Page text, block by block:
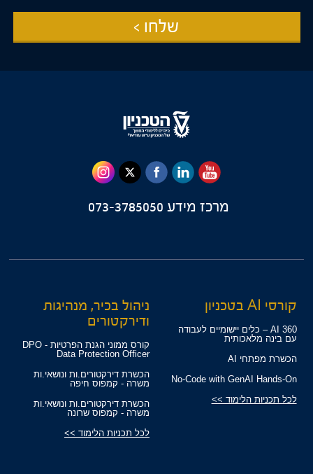
שלחו >
מרכז מידע
קורסי AI בטכניון
360 AI – כלים יישומיים לעבודה
עם בינה מלאכותית
הכשרת מפתחי AI
No-Code with GenAI Hands-On
לכל תכניות הלימוד >>
ניהול בכיר, מנהיגות
ודירקטורים
קורס ממוני הגנת הפרטיות - DPO
Data Protection Officer
הכשרת דירקטורים.ות ונושאי.ות
משרה - קמפוס חיפה
הכשרת דירקטורים.ות ונושאי.ות
משרה - קמפוס שרונה
לכל תכניות הלימוד >>